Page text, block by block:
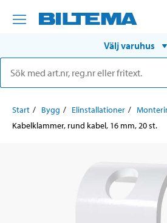
Välj varuhus
Start Bygg Elinstallationer
Kabelklammer, rund kabel, 16 mm, 20 st.